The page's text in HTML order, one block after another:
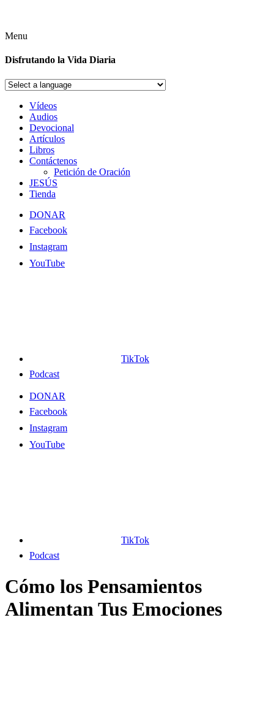
Menu
Disfrutando la Vida Diaria
Vídeos
Audios
Devocional
Artículos
Libros
Contáctenos
Petición de Oración
JESÚS
Tienda
DONAR
Facebook
Instagram
YouTube
TikTok
Podcast
DONAR
Facebook
Instagram
YouTube
TikTok
Podcast
Cómo los Pensamientos
Alimentan Tus Emociones